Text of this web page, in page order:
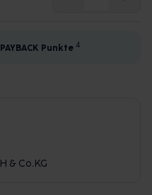
Punkte 4
& Co.KG